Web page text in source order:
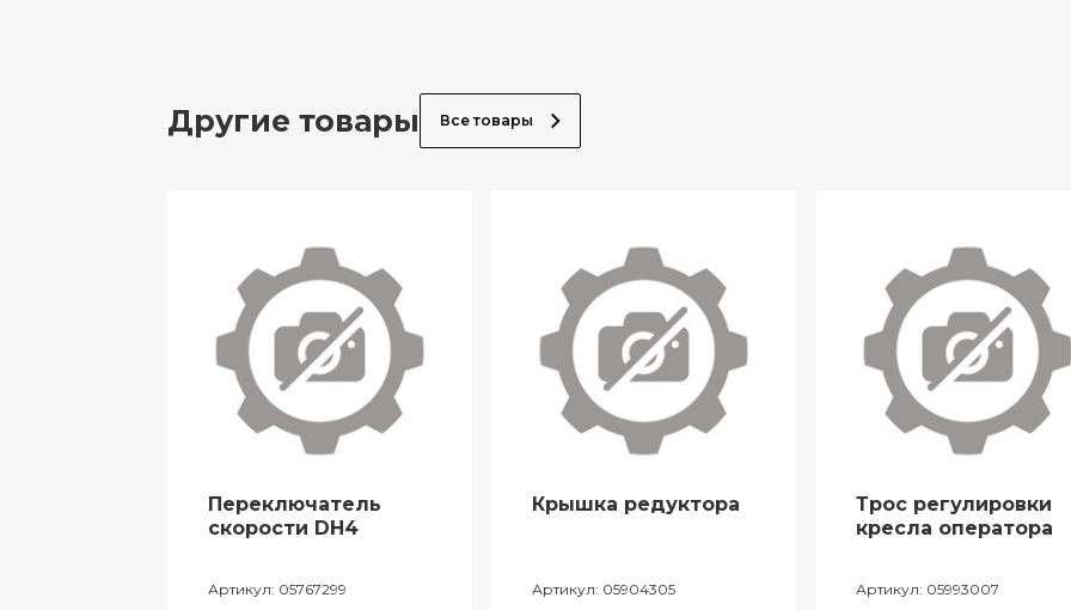
Другие товары Все товары
Переключатель
скорости DH4
Артикул: 05767299
Крышка редуктора
Артикул: 05904305
Трос регулировки
кресла оператора
Артикул: 05993007